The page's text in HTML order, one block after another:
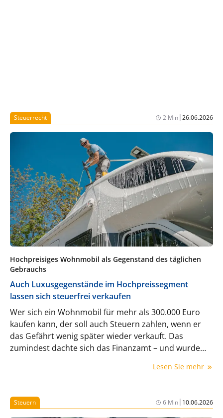
Steuerrecht 2 Min|26.06.2026
Hochpreisiges Wohnmobil als Gegenstand des täglichen
Gebrauchs
Auch Luxusgegenstände im Hochpreissegment
lassen sich steuerfrei verkaufen
Wer sich ein Wohnmobil für mehr als 300.000 Euro
kaufen kann, der soll auch Steuern zahlen, wenn er
das Gefährt wenig später wieder verkauft. Das
zumindest dachte sich das Finanzamt – und wurde
Lesen Sie mehr
Steuern 6 Min| 10.06.2026